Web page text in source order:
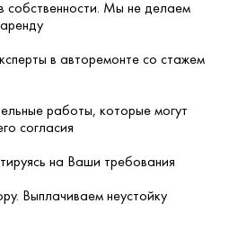
собственности. Мы не делаем
в авторемонте со стажем
работы, которые могут
согласия
на Ваши требования
Выплачиваем неустойку